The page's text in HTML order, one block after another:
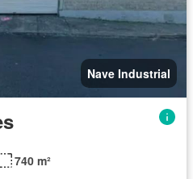
Nave Industrial
740 m²